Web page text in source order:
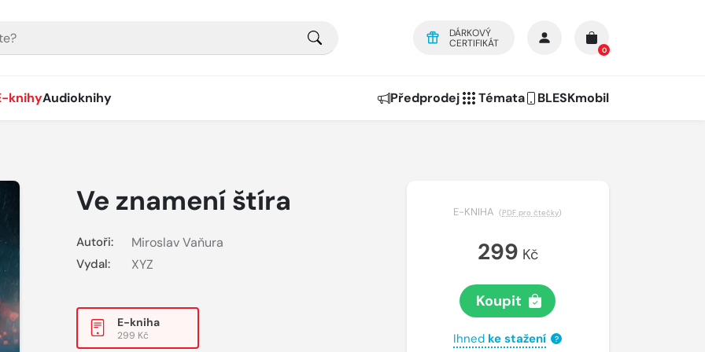
DÁRKOVÝ
CERTIFIKÁT
0
knihyAudioknihy Předprodej Témata BLESKmobil
Ve znamení štíra
Autoři: Miroslav Vaňura
Vydal: XYZ
E-kniha
299 Kč
E-KNIHA (PDF pro čtečky)
299 Kč
Koupit
Ihned ke stažení ?